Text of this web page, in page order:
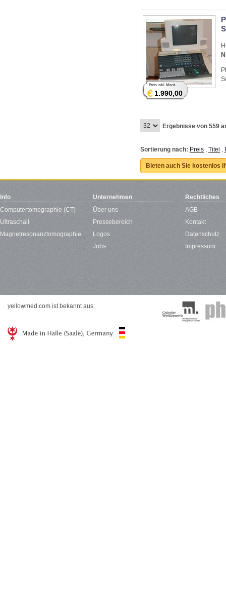
€1.990,00
Ergebnisse von 559
Sortierung nach: Preis , Titel ,
Bieten auch Sie kostenlos
Info
Computertomographie (CT)
Ultraschall
Magnetresonanztomographie
Unternehmen
Über uns
Pressebereich
Logos
Jobs
Rechtliches
AGB
Kontakt
Datenschutz
Impressum
yellowmed.com ist bekannt aus: